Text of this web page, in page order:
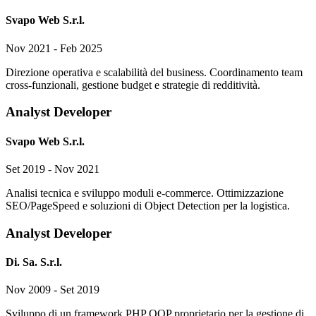
Svapo Web S.r.l.
Nov 2021 - Feb 2025
Direzione operativa e scalabilità del business. Coordinamento team
cross-funzionali, gestione budget e strategie di redditività.
Analyst Developer
Svapo Web S.r.l.
Set 2019 - Nov 2021
Analisi tecnica e sviluppo moduli e-commerce. Ottimizzazione
SEO/PageSpeed e soluzioni di Object Detection per la logistica.
Analyst Developer
Di. Sa. S.r.l.
Nov 2009 - Set 2019